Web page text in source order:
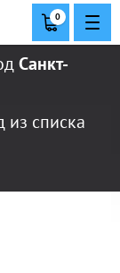
Санкт-
из списка
0